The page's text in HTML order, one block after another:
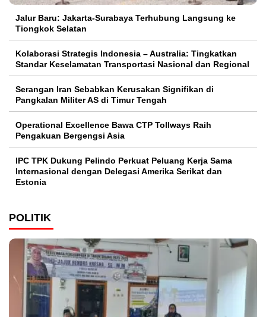
Jalur Baru: Jakarta-Surabaya Terhubung Langsung ke
Tiongkok Selatan
Kolaborasi Strategis Indonesia – Australia: Tingkatkan
Standar Keselamatan Transportasi Nasional dan Regional
Serangan Iran Sebabkan Kerusakan Signifikan di
Pangkalan Militer AS di Timur Tengah
Operational Excellence Bawa CTP Tollways Raih
Pengakuan Bergengsi Asia
IPC TPK Dukung Pelindo Perkuat Peluang Kerja Sama
Internasional dengan Delegasi Amerika Serikat dan
Estonia
POLITIK